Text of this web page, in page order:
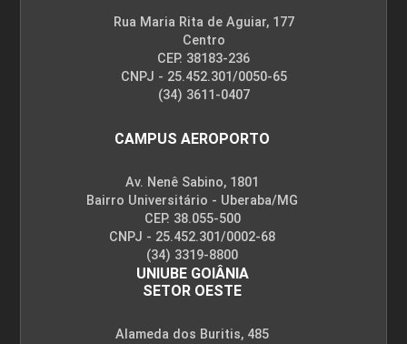
10h
Fatores Educacionais
10h
Rua Maria Rita de Aguiar, 177
Centro
CEP. 38183-236
CNPJ - 25.452.301/0050-65
(34) 3611-0407
CAMPUS AEROPORTO
Av. Nenê Sabino, 1801
Bairro Universitário - Uberaba/MG
CEP. 38.055-500
CNPJ - 25.452.301/0002-68
(34) 3319-8800
UNIUBE GOIÂNIA
SETOR OESTE
Alameda dos Buritis, 485